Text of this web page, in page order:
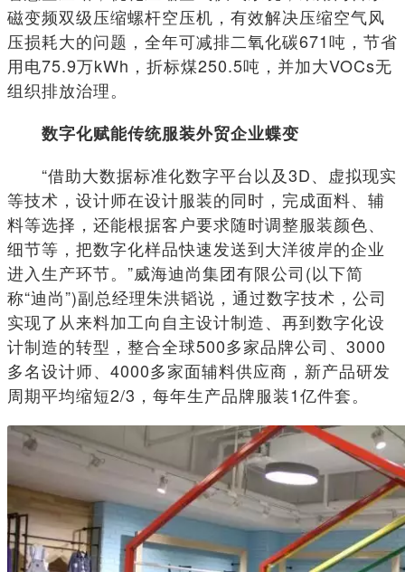
磁变频双级压缩螺杆空压机，有效解决压缩空气风
压损耗大的问题，全年可减排二氧化碳671吨，节省
用电75.9万kWh，折标煤250.5吨，并加大VOCs无
组织排放治理。
数字化赋能传统服装外贸企业蝶变
“借助大数据标准化数字平台以及3D、虚拟现实
等技术，设计师在设计服装的同时，完成面料、辅
料等选择，还能根据客户要求随时调整服装颜色、
细节等，把数字化样品快速发送到大洋彼岸的企业
进入生产环节。”威海迪尚集团有限公司(以下简
称“迪尚”)副总经理朱洪韬说，通过数字技术，公司
实现了从来料加工向自主设计制造、再到数字化设
计制造的转型，整合全球500多家品牌公司、3000
多名设计师、4000多家面辅料供应商，新产品研发
周期平均缩短2/3，每年生产品牌服装1亿件套。